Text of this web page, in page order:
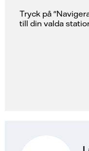
Tryck på
till din valda